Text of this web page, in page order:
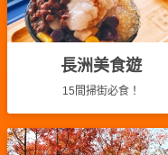
長洲美食遊
15間掃街必食！